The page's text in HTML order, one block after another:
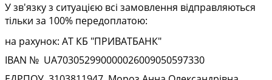
У зв'язку з ситуацією всі замовлення відправляються
тільки за 100% передоплатою:
на рахунок: АТ КБ "ПРИВАТБАНК"
IBAN № UA703052990000026009050597330